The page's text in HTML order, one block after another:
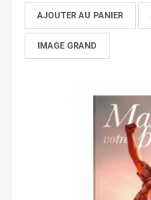
AJOUTER AU PANIER
IMAGE GRAND